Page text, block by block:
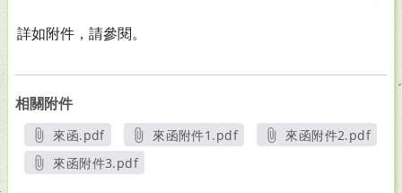
詳如附件，請參閱。
相關附件
來函.pdf
另開新視窗
來函附件1.pdf
來函附件2.pdf
來函附件3.pdf